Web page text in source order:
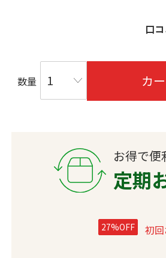
口
数量 カ
お得で便
定期
27%OFF 初